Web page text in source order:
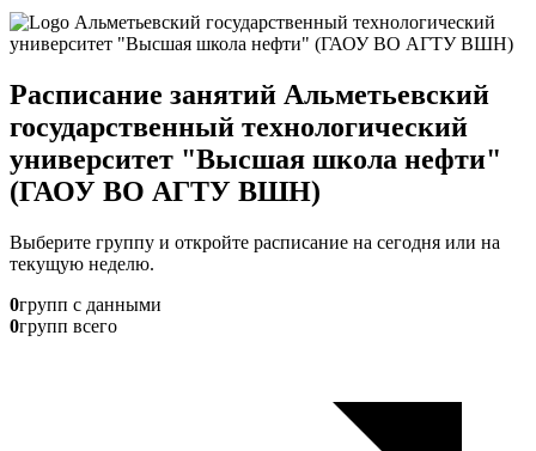
Расписание занятий Альметьевский
государственный технологический
университет "Высшая школа нефти"
(ГАОУ ВО АГТУ ВШН)
Выберите группу и откройте расписание на сегодня или на
текущую неделю.
0групп с данными
0групп всего